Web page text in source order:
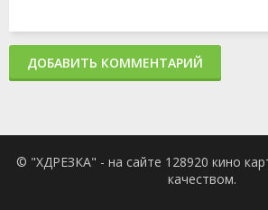
ДОБАВИТЬ КОММЕНТАРИЙ
© "ХДРЕЗКА" - на сайте 128920 кино
качеством.